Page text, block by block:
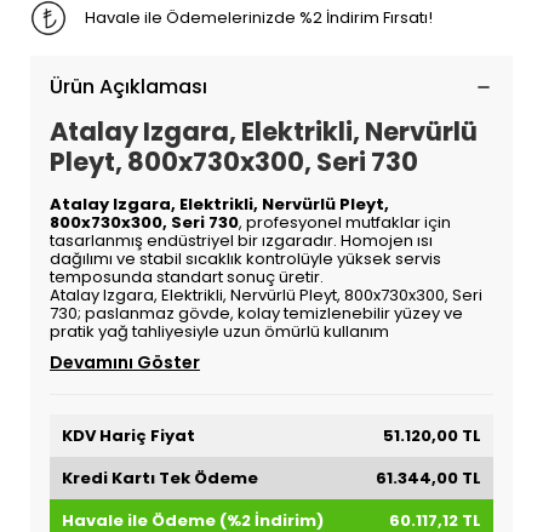
Havale ile Ödemelerinizde %2 İndirim Fırsatı!
Ürün Açıklaması
Atalay Izgara, Elektrikli, Nervürlü
Pleyt, 800x730x300, Seri 730
Atalay Izgara, Elektrikli, Nervürlü Pleyt,
800x730x300, Seri 730, profesyonel mutfaklar için
tasarlanmış endüstriyel bir ızgaradır. Homojen ısı
dağılımı ve stabil sıcaklık kontrolüyle yüksek servis
temposunda standart sonuç üretir.
Atalay Izgara, Elektrikli, Nervürlü Pleyt, 800x730x300, Seri
730; paslanmaz gövde, kolay temizlenebilir yüzey ve
pratik yağ tahliyesiyle uzun ömürlü kullanım
Devamını Göster
KDV Hariç Fiyat
51.120,00 TL
Kredi Kartı Tek Ödeme
61.344,00 TL
Havale ile Ödeme (%2 İndirim)
60.117,12 TL